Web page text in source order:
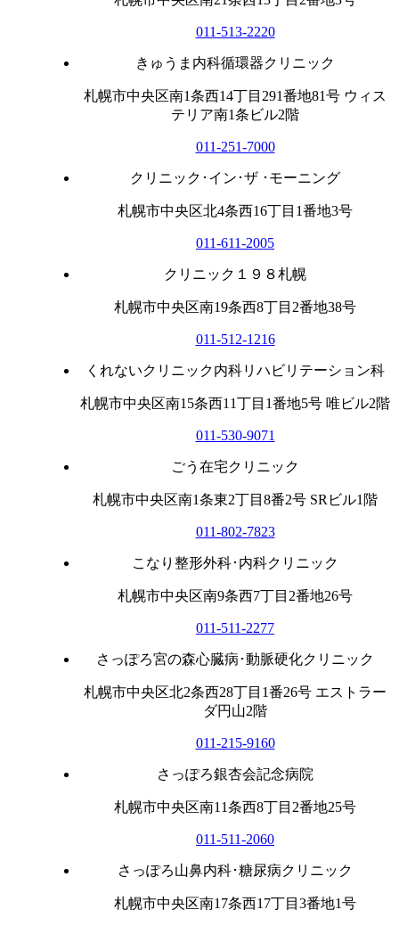
011-513-2220
きゅうま内科循環器クリニック
札幌市中央区南1条西14丁目291番地81号 ウィス
テリア南1条ビル2階
011-251-7000
クリニック･イン･ザ ･モーニング
札幌市中央区北4条西16丁目1番地3号
011-611-2005
クリニック１９８札幌
札幌市中央区南19条西8丁目2番地38号
011-512-1216
くれないクリニック内科リハビリテーション科
札幌市中央区南15条西11丁目1番地5号 唯ビル2階
011-530-9071
ごう在宅クリニック
札幌市中央区南1条東2丁目8番2号 SRビル1階
011-802-7823
こなり整形外科･内科クリニック
札幌市中央区南9条西7丁目2番地26号
011-511-2277
さっぽろ宮の森心臓病･動脈硬化クリニック
札幌市中央区北2条西28丁目1番26号 エストラー
ダ円山2階
011-215-9160
さっぽろ銀杏会記念病院
札幌市中央区南11条西8丁目2番地25号
011-511-2060
さっぽろ山鼻内科･糖尿病クリニック
札幌市中央区南17条西17丁目3番地1号